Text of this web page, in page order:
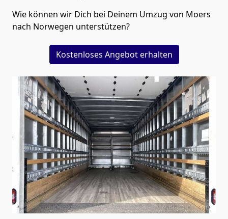
Wie können wir Dich bei Deinem Umzug von Moers
nach Norwegen unterstützen?
Kostenloses Angebot erhalten